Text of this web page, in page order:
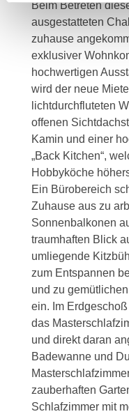
Beim Betreten
ausgestatteten
zuhause
exklusiver
hochwertigen
wird der neue
lichtdurchfluteten
offenen
Kamin und einer
„Back Kitchen“,
Hobbyköche
Ein Bürobereich
Zuhause aus zu
Sonnenbalkonen
traumhaften Blick
umliegende
zum Entspannen
und zu
ein. Im
das
und direkt daran
Badewanne und
zauberhaften
Schlafzimmer mit